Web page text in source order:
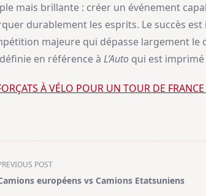
mais brillante : créer un événement
durablement les esprits. Le succès
majeure qui dépasse largement le
en référence à L’Auto qui est
À VÉLO POUR UN TOUR DE
POST
européens vs Camions Etatsuniens